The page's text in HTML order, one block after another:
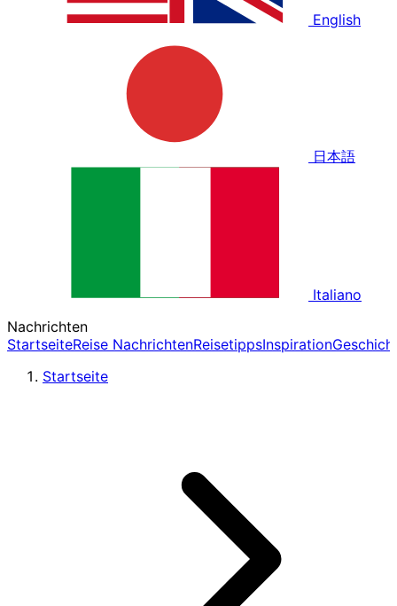
English
日本語
Italiano
Nachrichten
StartseiteReise NachrichtenReisetippsInspiration
Startseite